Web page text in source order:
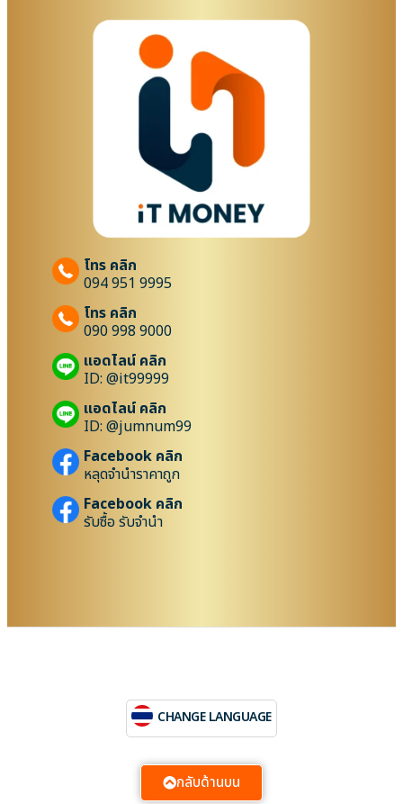
โทร คลิก
094 951 9995
โทร คลิก
090 998 9000
แอดไลน์ คลิก
ID: @it99999
แอดไลน์ คลิก
ID: @jumnum99
Facebook คลิก
หลุดจำนำราคาถูก
Facebook คลิก
รับซื้อ รับจำนำ
CHANGE LANGUAGE
กลับด้านบน